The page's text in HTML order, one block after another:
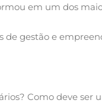
em um dos
de gestão e
Como deve ser